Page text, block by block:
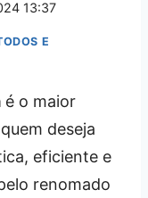
13:37
E
é o maior
deseja
eficiente e
renomado